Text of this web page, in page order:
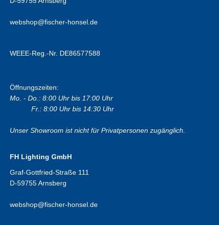
webshop@fischer-honsel.de
WEEE-Reg.-Nr. DE86577588
Öffnungszeiten:
Mo. - Do.: 8:00 Uhr bis 17:00 Uhr
Fr.: 8:00 Uhr bis 14:30 Uhr
Unser Showroom ist nicht für Privatpersonen zugänglich.
FH Lighting GmbH
Graf-Gottfried-Straße 111
D-59755 Arnsberg
webshop@fischer-honsel.de